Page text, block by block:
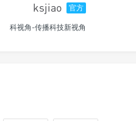
ksjiao 官方
科视角-传播科技新视角